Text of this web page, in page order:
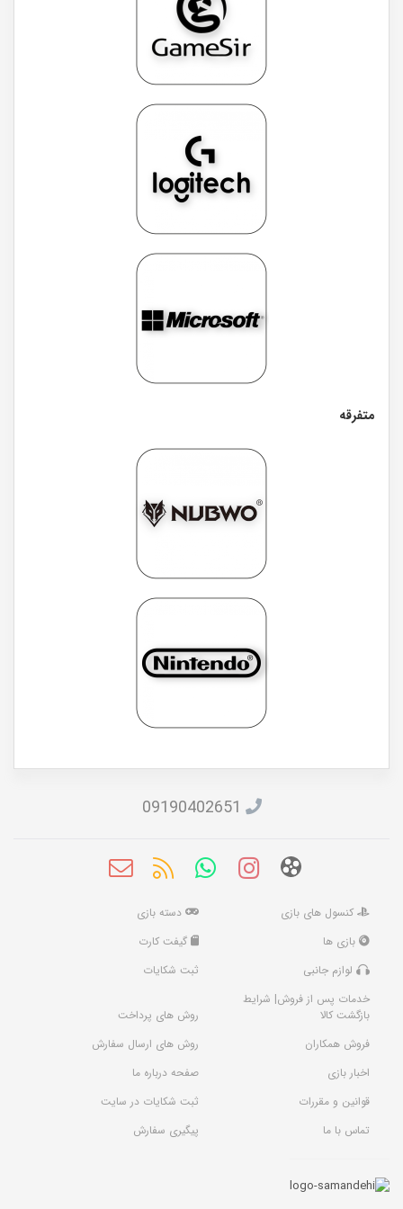
متفرقه
09190402651
کنسول های بازی
دسته بازی
بازی ها
گیفت کارت
لوازم جانبی
ثبت شکایات
خدمات پس از فروش| شرایط
بازگشت کالا
روش های پرداخت
فروش همکاران
روش های ارسال سفارش
اخبار بازی
صفحه درباره ما
قوانین و مقررات
ثبت شکایات در سایت
تماس با ما
پیگیری سفارش